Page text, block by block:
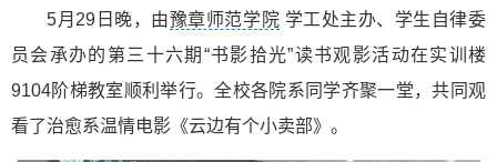
5月29日晚，由豫章师范学院 学工处主办、学生自律委
员会承办的第三十六期“书影拾光”读书观影活动在实训楼
9104阶梯教室顺利举行。全校各院系同学齐聚一堂，共同观
看了治愈系温情电影《云边有个小卖部》。